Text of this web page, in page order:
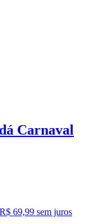
Carnaval
R$ 69,99 sem juros